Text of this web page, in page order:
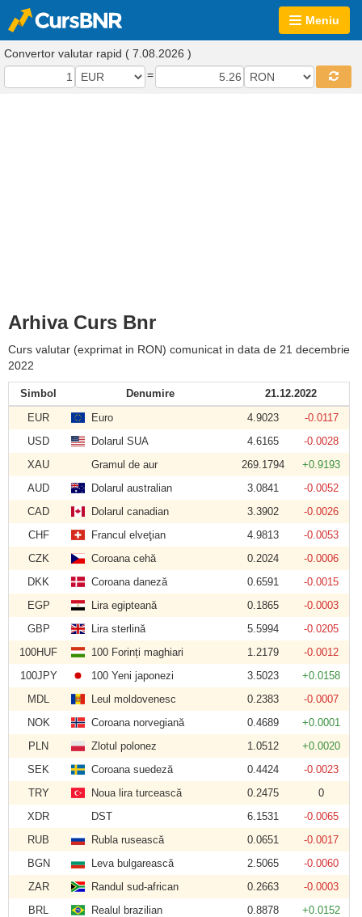
Meniu
Convertor valutar rapid ( 7.08.2026 )
=
Arhiva Curs Bnr
Curs valutar (exprimat in RON) comunicat in data de 21 decembrie
2022
Simbol Denumire
21.12.2022
EUR
Euro 4.9023
-0.0117
USD
Dolarul SUA 4.6165
-0.0028
XAU
Gramul de aur 269.1794
+0.9193
AUD
Dolarul australian 3.0841
-0.0052
CAD
Dolarul canadian 3.3902
-0.0026
CHF
Francul elveţian 4.9813
-0.0053
CZK
Coroana cehă 0.2024
-0.0006
DKK
Coroana daneză 0.6591
-0.0015
EGP
Lira egipteană 0.1865
-0.0003
GBP
Lira sterlină 5.5994
-0.0205
100HUF
100 Forinți maghiari 1.2179
-0.0012
100JPY
100 Yeni japonezi 3.5023
+0.0158
MDL
Leul moldovenesc 0.2383
-0.0007
NOK
Coroana norvegiană 0.4689
+0.0001
PLN
Zlotul polonez 1.0512
+0.0020
SEK
Coroana suedeză 0.4424
-0.0023
TRY
Noua lira turcească 0.2475
0
XDR
DST 6.1531
-0.0065
RUB
Rubla rusească 0.0651
-0.0017
BGN
Leva bulgarească 2.5065
-0.0060
ZAR
Randul sud-african 0.2663
-0.0003
BRL
Realul brazilian 0.8878
+0.0152